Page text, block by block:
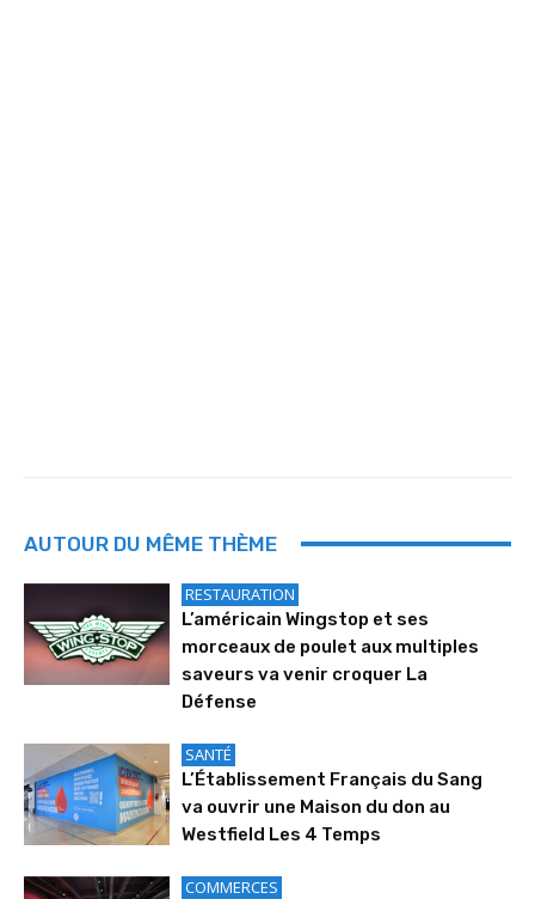
AUTOUR DU MÊME THÈME
RESTAURATION
L’américain Wingstop et ses
morceaux de poulet aux multiples
saveurs va venir croquer La
Défense
SANTÉ
L’Établissement Français du Sang
va ouvrir une Maison du don au
Westfield Les 4 Temps
COMMERCES